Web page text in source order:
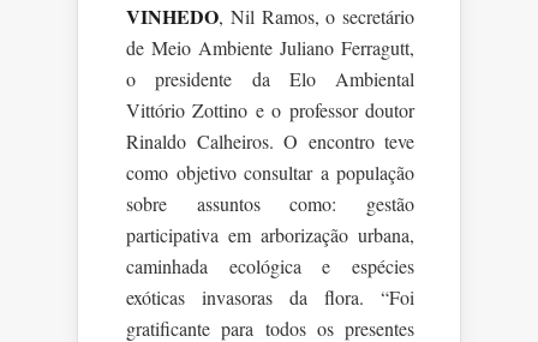
VINHEDO, Nil Ramos, o secretário
de Meio Ambiente Juliano Ferragutt,
o presidente da Elo Ambiental
Vittório Zottino e o professor doutor
Rinaldo Calheiros. O encontro teve
como objetivo consultar a população
sobre assuntos como: gestão
participativa em arborização urbana,
caminhada ecológica e espécies
exóticas invasoras da flora. “Foi
gratificante para todos os presentes